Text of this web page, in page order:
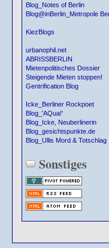
Blog_Notes of Berlin
Blog@inBerlin_Metropole
KiezBlogs
urbanophil.net
ABRISSBERLIN
Mietenpolitisches Dossier
Steigende Mieten stoppen!
Gentrification Blog
Icke_Berliner Rockpoet
Blog_'AQua!'
Blog_Icke, Neuberlinerin
Blog_gesichtspunkte.de
Blog_Ullis Mord & Totschlag
Sonstiges